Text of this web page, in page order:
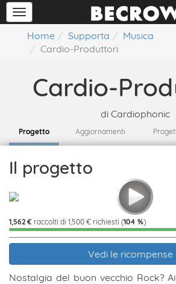
Home Supporta
Musica
Cardio-Produttori
Cardio-
di Cardiophonic
Progetto Aggiornamenti
Il progetto
1,562 € raccolti di 1,500 € richiesti (104 %)
Vedi le ricompense
Nostalgia del buon vecchio Rock?